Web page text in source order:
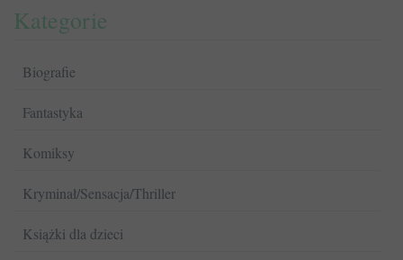
Kategorie
Biografie
Fantastyka
Komiksy
Kryminał/Sensacja/Thriller
Książki dla dzieci